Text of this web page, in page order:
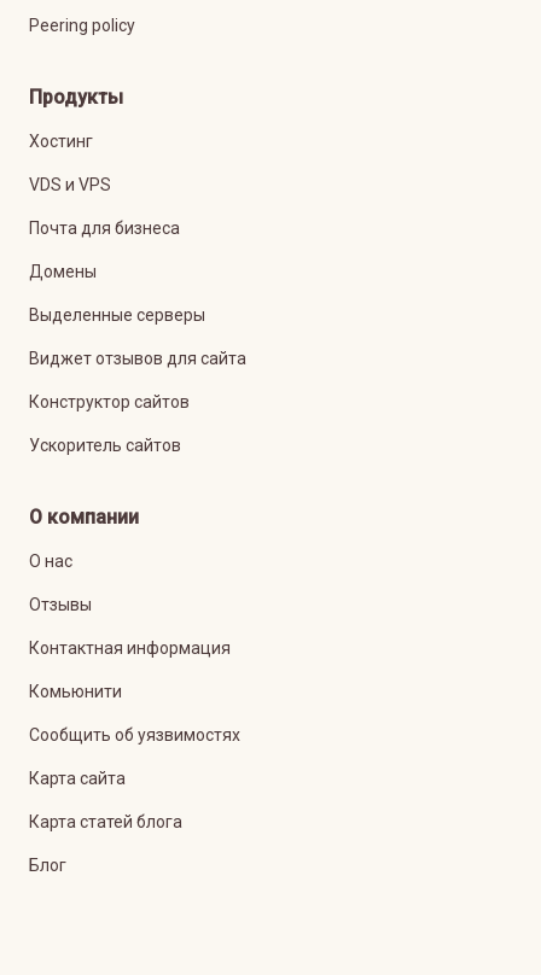
Peering policy
Продукты
Хостинг
VDS и VPS
Почта для бизнеса
Домены
Выделенные серверы
Виджет отзывов для сайта
Конструктор сайтов
Ускоритель сайтов
О компании
О нас
Отзывы
Контактная информация
Комьюнити
Сообщить об уязвимостях
Карта сайта
Карта статей блога
Блог